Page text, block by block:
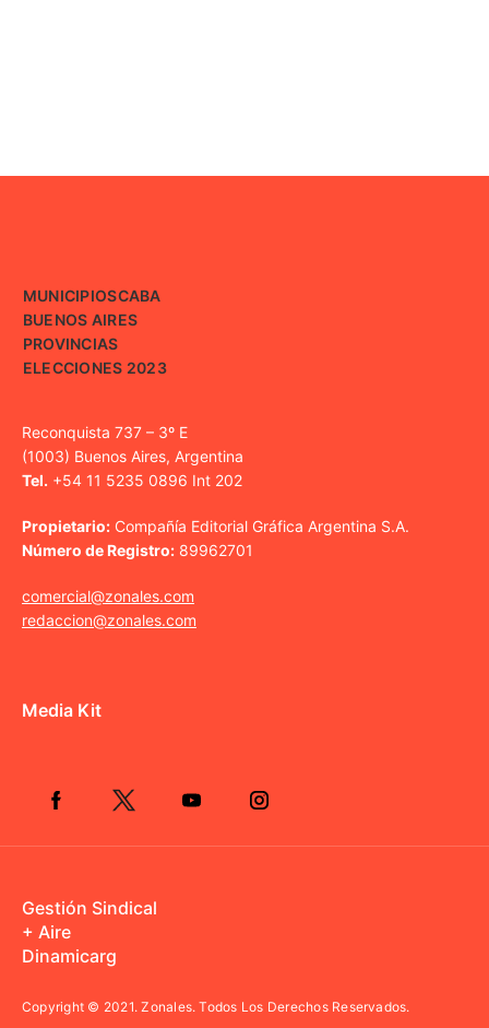
MUNICIPIOSCABA
BUENOS AIRES
PROVINCIAS
ELECCIONES 2023
Reconquista 737 – 3º E
(1003) Buenos Aires, Argentina
Tel. +54 11 5235 0896 Int 202
Propietario: Compañía Editorial Gráfica Argentina S.A.
Número de Registro: 89962701
comercial@zonales.com
redaccion@zonales.com
Media Kit
Gestión Sindical
+ Aire
Dinamicarg
Copyright © 2021.Zonales. Todos Los Derechos Reservados.